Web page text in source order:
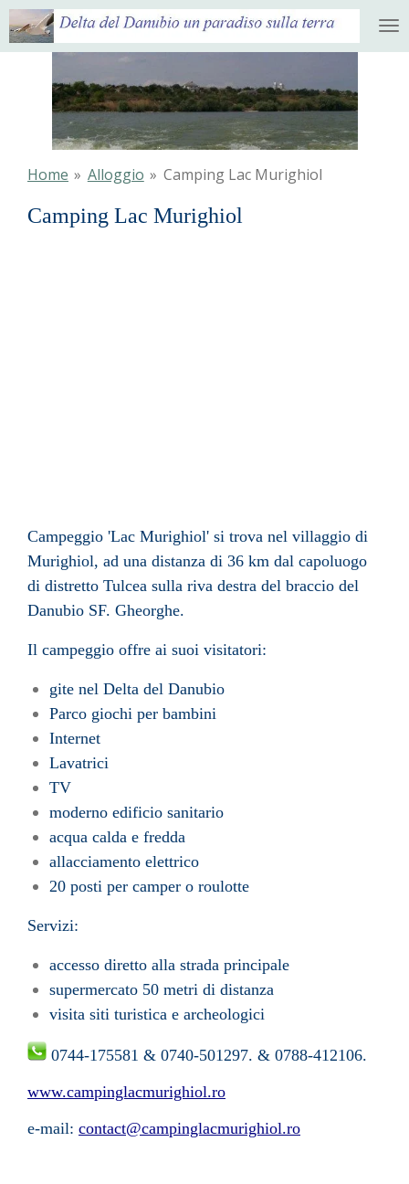
direct
hoofdinhoud
Home » Alloggio » Camping Lac Murighiol
Camping Lac Murighiol
Campeggio 'Lac Murighiol' si trova nel villaggio di
Murighiol, ad una distanza di 36 km dal capoluogo
di distretto Tulcea sulla riva destra del braccio del
Danubio SF. Gheorghe.
Il campeggio offre ai suoi visitatori:
gite nel Delta del Danubio
Parco giochi per bambini
Internet
Lavatrici
TV
moderno edificio sanitario
acqua calda e fredda
allacciamento elettrico
20 posti per camper o roulotte
Servizi:
accesso diretto alla strada principale
supermercato 50 metri di distanza
visita siti turistica e archeologici
0744-175581 & 0740-501297. & 0788-412106.
www.campinglacmurighiol.ro
e-mail: contact@campinglacmurighiol.ro